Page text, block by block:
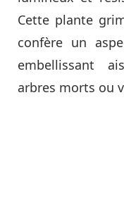
Cette plante
confère un
embellissant
arbres morts ou